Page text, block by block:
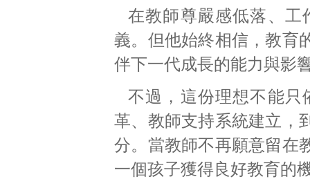
在教師尊嚴感低落、工
義。但他始終相信，教育
伴下一代成長的能力與影
不過，這份理想不能只
革、教師支持系統建立，
分。當教師不再願意留在
一個孩子獲得良好教育的